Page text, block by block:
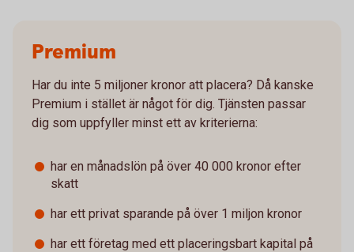
Premium
Har du inte 5 miljoner kronor att placera? Då kanske
Premium i stället är något för dig. Tjänsten passar
dig som uppfyller minst ett av kriterierna:
har en månadslön på över 40 000 kronor efter
skatt
har ett privat sparande på över 1 miljon kronor
har ett företag med ett placeringsbart kapital på